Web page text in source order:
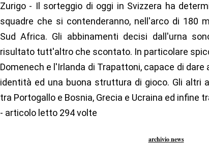
Zurigo - Il sorteggio di oggi in Svizzera ha
squadre che si contenderanno, nell'arco di 180
Sud Africa. Gli abbinamenti decisi dall'urna
risultato tutt'altro che scontato. In particolare
Domenech e l'Irlanda di Trapattoni, capace di
identità ed una buona struttura di gioco. Gli altri
tra Portogallo e Bosnia, Grecia e Ucraina ed infine
- articolo letto 294 volte
archivio news